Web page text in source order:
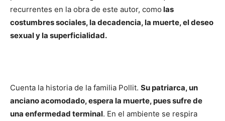
recurrentes en la obra de este autor, como las
costumbres sociales, la decadencia, la muerte, el deseo
sexual y la superficialidad.
Cuenta la historia de la familia Pollit. Su patriarca, un
anciano acomodado, espera la muerte, pues sufre de
una enfermedad terminal. En el ambiente se respira